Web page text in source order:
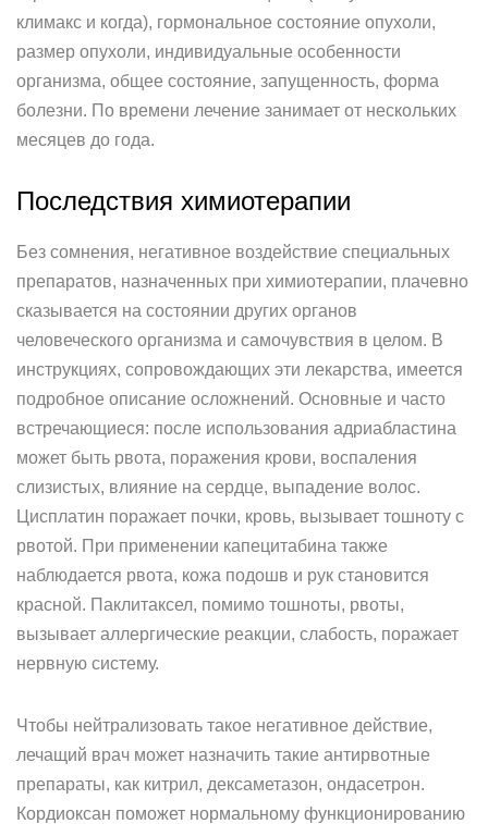
климакс и когда), гормональное состояние опухоли,
размер опухоли, индивидуальные особенности
организма, общее состояние, запущенность, форма
болезни. По времени лечение занимает от нескольких
месяцев до года.
Последствия химиотерапии
Без сомнения, негативное воздействие специальных
препаратов, назначенных при химиотерапии, плачевно
сказывается на состоянии других органов
человеческого организма и самочувствия в целом. В
инструкциях, сопровождающих эти лекарства, имеется
подробное описание осложнений. Основные и часто
встречающиеся: после использования адриабластина
может быть рвота, поражения крови, воспаления
слизистых, влияние на сердце, выпадение волос.
Цисплатин поражает почки, кровь, вызывает тошноту с
рвотой. При применении капецитабина также
наблюдается рвота, кожа подошв и рук становится
красной. Паклитаксел, помимо тошноты, рвоты,
вызывает аллергические реакции, слабость, поражает
нервную систему.
Чтобы нейтрализовать такое негативное действие,
лечащий врач может назначить такие антирвотные
препараты, как китрил, дексаметазон, ондасетрон.
Кордиоксан поможет нормальному функционированию